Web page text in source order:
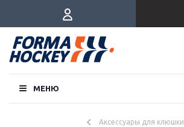
МЕНЮ
Аксессуары для клюшки